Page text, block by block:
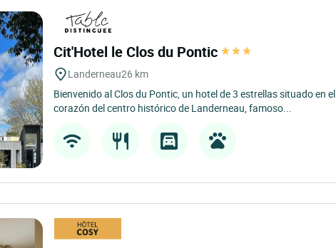
Cit'Hotel le Clos du Pontic
Landerneau26 km
Bienvenido al Clos du Pontic, un hotel de 3 estrellas situado en el
corazón del centro histórico de Landerneau, famoso...